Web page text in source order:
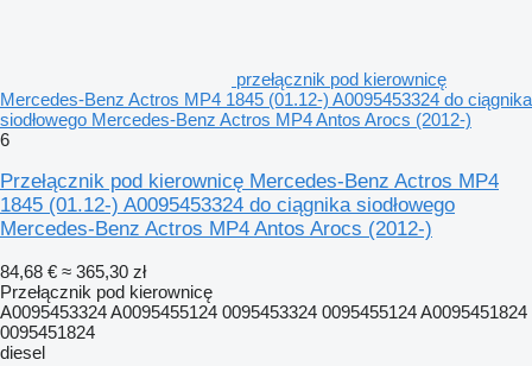
przełącznik pod kierownicę
Mercedes-Benz Actros MP4 1845 (01.12-) A0095453324 do ciągnika
siodłowego Mercedes-Benz Actros MP4 Antos Arocs (2012-)
6
Przełącznik pod kierownicę Mercedes-Benz Actros MP4
1845 (01.12-) A0095453324 do ciągnika siodłowego
Mercedes-Benz Actros MP4 Antos Arocs (2012-)
84,68 € ≈ 365,30 zł
Przełącznik pod kierownicę
A0095453324 A0095455124 0095453324 0095455124 A0095451824
0095451824
diesel